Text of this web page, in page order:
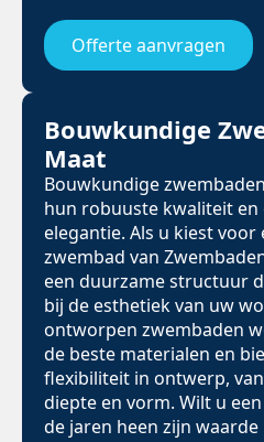
Offerte aanvragen
Bouwkundige
Maat
Bouwkundige
hun robuuste kwaliteit
elegantie. Als u kiest
zwembad van
een duurzame structuur
bij de esthetiek van uw
ontworpen zwembaden
de beste materialen en
flexibiliteit in ontwerp,
diepte en vorm. Wilt u
de jaren heen zijn